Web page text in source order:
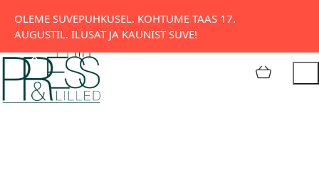
OLEME SUVEPUHKUSEL. KOHTUME TAAS 17.
AUGUSTIL. ILUSAT JA KAUNIST SUVE!